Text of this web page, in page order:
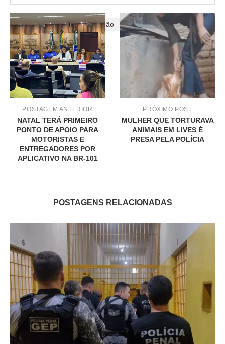
# Betss MP Operação
POSTAGEM ANTERIOR
NATAL TERÁ PRIMEIRO
PONTO DE APOIO PARA
MOTORISTAS E
ENTREGADORES POR
APLICATIVO NA BR-101
PRÓXIMO POST
MULHER QUE TORTURAVA
ANIMAIS EM LIVES É
PRESA PELA POLÍCIA
POSTAGENS RELACIONADAS